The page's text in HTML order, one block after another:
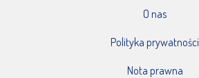
O nas
Polityka prywatności
Nota prawna